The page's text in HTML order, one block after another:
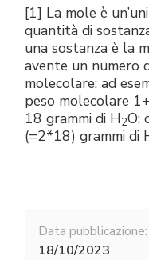
[1] La mole è
quantità di
una sostanza è la
avente un numero
molecolare; ad
peso molecolare
18 grammi di H2O;
(=2*18) grammi di
Data pubblicazione:
18/10/2023